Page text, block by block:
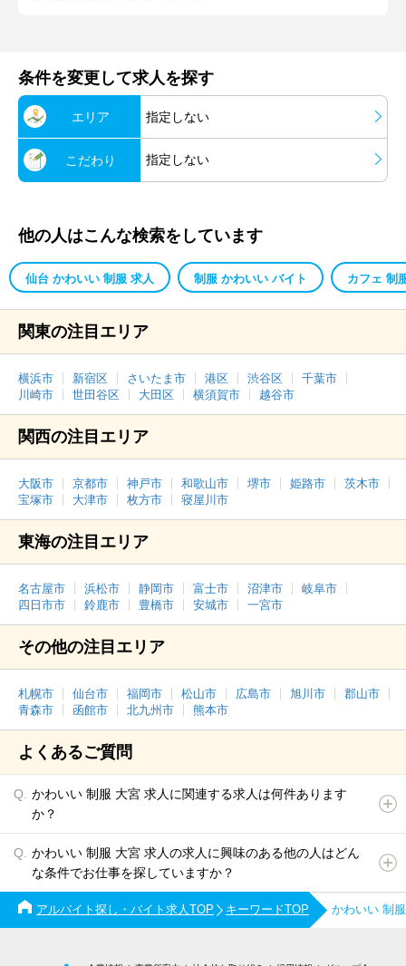
条件を変更して求人を探す
エリア 指定しない
こだわり 指定しない
他の人はこんな検索をしています
仙台 かわいい 制服 求人 制服 かわいい バイト カフェ 制
関東の注目エリア
横浜市 新宿区 さいたま市 港区 渋谷区
千葉市
川崎市
世田谷区 大田区 横須賀市 越谷市
関西の注目エリア
大阪市 京都市 神戸市 和歌山市 堺市 姫路市
茨木市
宝塚市
大津市 枚方市 寝屋川市
東海の注目エリア
名古屋市 浜松市 静岡市 富士市 沼津市
岐阜市
四日市市
鈴鹿市 豊橋市 安城市 一宮市
その他の注目エリア
札幌市 仙台市 福岡市 松山市 広島市 旭川市
郡山市
青森市
函館市 北九州市 熊本市
よくあるご質問
かわいい 制服 大宮 求人に関連する求人は何件あります
か？
かわいい 制服 大宮 求人の求人に興味のある他の人はどん
な条件でお仕事を探していますか？
アルバイト探し・バイト求人TOP キーワードTOP かわいい 制